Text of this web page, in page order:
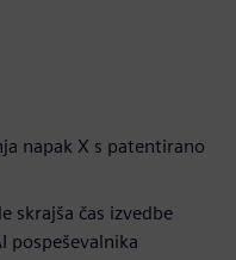
napak X s patentirano
skrajša čas izvedbe
pospeševalnika